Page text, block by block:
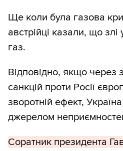
Ще коли була газова
австрійці казали, що злі
газ.
Відповідно, якщо через
санкцій проти Росії
зворотній ефект,
джерелом
Соратник президента